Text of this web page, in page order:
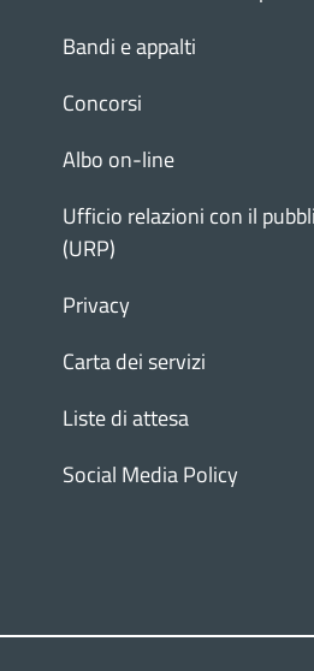
Bandi e appalti
Concorsi
Albo on-line
Ufficio relazioni con il
(URP)
Privacy
Carta dei servizi
Liste di attesa
Social Media Policy